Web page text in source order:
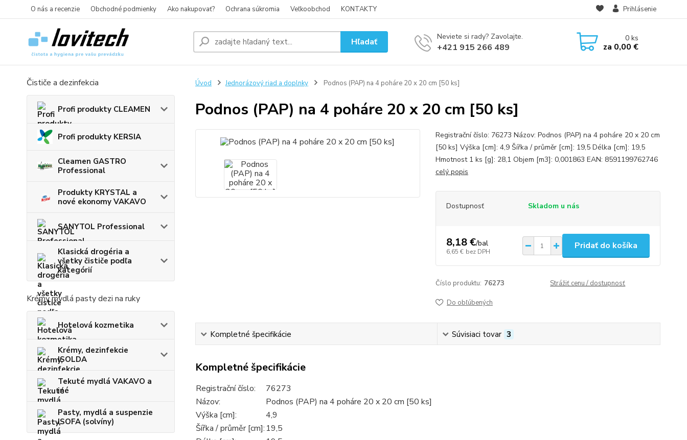
O nás a recenzie Obchodné podmienky Ako nakupovať? Ochrana súkromia Veľkoobchod KONTAKTY Prihlásenie
Hľadať Neviete si rady? Zavolajte.
+421 915 266 489
0ks
za 0,00 €
Čističe a dezinfekcia
Profi produkty CLEAMEN
Profi produkty KERSIA
Cleamen GASTRO
Professional
Produkty KRYSTAL a
nové ekonomy VAKAVO
SANYTOL Professional
Klasická drogéria a
všetky čističe podľa
kategórií
Krémy mydlá pasty dezi na ruky
Hotelová kozmetika
Krémy, dezinfekcie
ISOLDA
Tekuté mydlá VAKAVO a
iné
Pasty, mydlá a suspenzie
ISOFA (solvíny)
Úvod Jednorázový riad a doplnky Podnos (PAP) na 4 poháre 20 x 20 cm [50 ks]
Podnos (PAP) na 4 poháre 20 x 20 cm [50 ks]
Registrační číslo: 76273 Názov: Podnos (PAP) na 4 poháre 20 x 20 cm
[50 ks] Výška [cm]: 4,9 Šířka / průměr [cm]: 19,5 Délka [cm]: 19,5
Hmotnost 1 ks [g]: 28,1 Objem [m3]: 0,001863 EAN: 8591199762746
celý popis
Dostupnosť Skladom u nás
8,18 €/bal
6,65 € bez DPH
Pridať do košíka
Číslo produktu: 76273 Strážiť cenu / dostupnosť
Do obľúbených
Kompletné špecifikácie Súvisiaci tovar 3
Kompletné špecifikácie
Registrační číslo:
76273
Názov:
Podnos (PAP) na 4 poháre 20 x 20 cm [50 ks]
Výška [cm]:
4,9
Šířka / průměr [cm]: 19,5